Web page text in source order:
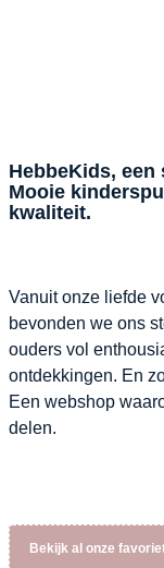
HebbeKids,
Mooie
kwaliteit.
Vanuit onze liefde
bevonden we ons
ouders vol
ontdekkingen. En
Een webshop
delen.
Bekijk al onze